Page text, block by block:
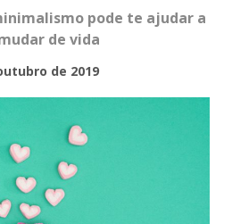
pode te ajudar a
de vida
de 2019